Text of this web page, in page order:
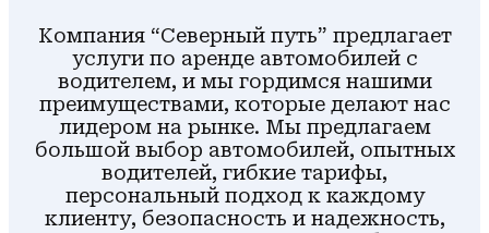
Компания “Северный путь” предлагает
услуги по аренде автомобилей с
водителем, и мы гордимся нашими
преимуществами, которые делают нас
лидером на рынке. Мы предлагаем
большой выбор автомобилей, опытных
водителей, гибкие тарифы,
персональный подход к каждому
клиенту, безопасность и надежность,